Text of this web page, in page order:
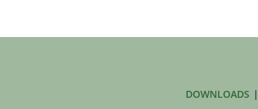
DOWNLOADS